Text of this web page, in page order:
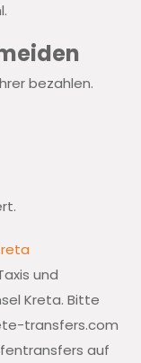
bezahlen.
und
Kreta. Bitte
transfers.com
auf